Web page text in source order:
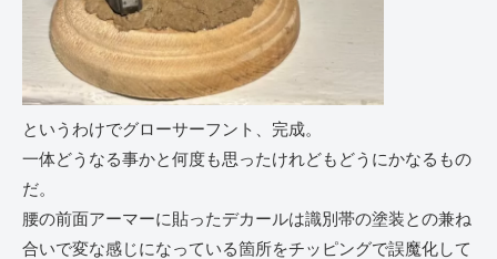
というわけでグローサーフント、完成。
一体どうなる事かと何度も思ったけれどもどうにかなるもの
だ。
腰の前面アーマーに貼ったデカールは識別帯の塗装との兼ね
合いで変な感じになっている箇所をチッピングで誤魔化して